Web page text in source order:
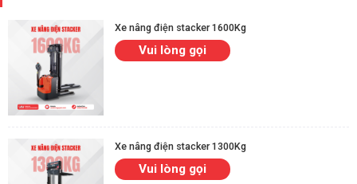
Xe nâng điện stacker 1600Kg
Vui lòng gọi
Xe nâng điện stacker 1300Kg
Vui lòng gọi